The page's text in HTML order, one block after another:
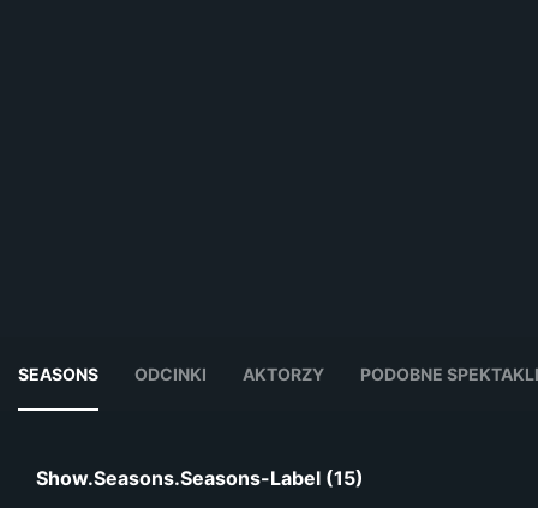
SEASONS ODCINKI AKTORZY PODOBNE
Show.seasons.seasons-Label (15)